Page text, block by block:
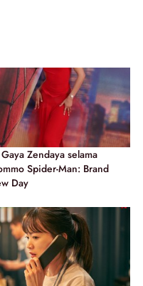
Zendaya selama
Spider-Man: Brand
Day